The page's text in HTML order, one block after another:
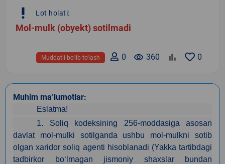
priority_high Lot holati:
Mol-mulk (obyekt) sotilmadi
0
remove_red_eye 360
0
Muddatli bo‘lib to‘lash
Muhim ma’lumotlar:
Eslatma!
1. Soliq kodeksining 256-moddasiga asosan
davlat mol-mulki sotilganda ushbu mol-mulkni sotib
olgan xaridor soliq agenti hisoblanadi (Yakka tartibdagi
tadbirkor bo‘lmagan jismoniy shaxslar bundan